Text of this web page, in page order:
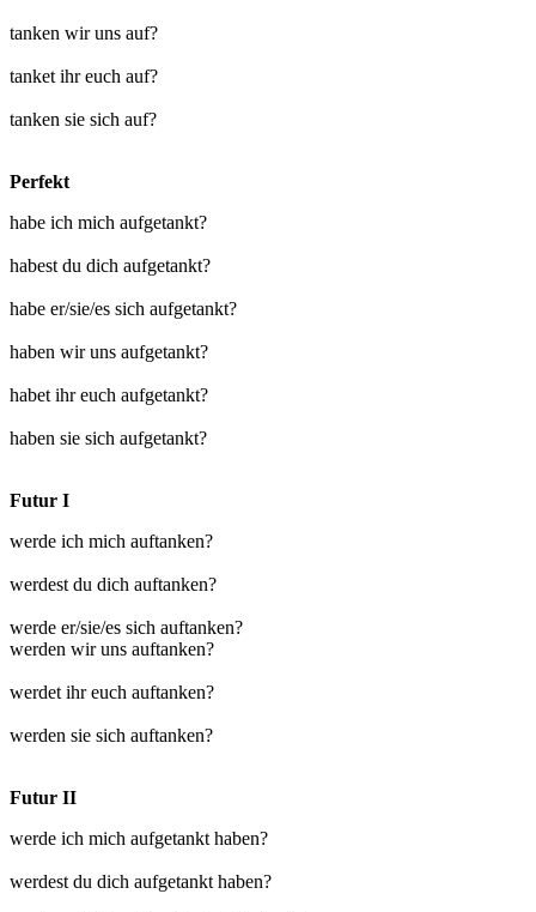
tanken wir uns auf?
tanket ihr euch auf?
tanken sie sich auf?
Perfekt
habe ich mich aufgetankt?
habest du dich aufgetankt?
habe er/sie/es sich aufgetankt?
haben wir uns aufgetankt?
habet ihr euch aufgetankt?
haben sie sich aufgetankt?
Futur I
werde ich mich auftanken?
werdest du dich auftanken?
werde er/sie/es sich auftanken?
werden wir uns auftanken?
werdet ihr euch auftanken?
werden sie sich auftanken?
Futur II
werde ich mich aufgetankt haben?
werdest du dich aufgetankt haben?